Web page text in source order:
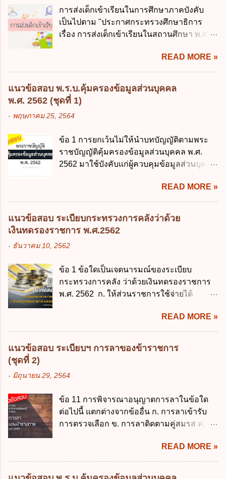
ปานกลางที่คณะรัฐมนตรีเห็นชอบแล้วไปใช้
ประกอบการพิจารณาในเรื่องต่อไปนี้ ยกเว้น
ข้อใด ก. การจัดเก็บหรือหารายได้ ข. การ
ดังต่อไปนี้ ยกเว้น ข้อใด ก. ให้มีการใช้ระบบ
ดิจิทัลอย่างคุ้มค่าและเต็มศักยภาพ ข. พัฒนา
โครงสร้างพื้นฐานด้านดิจิทัลที่จำเป็นให้เป็นไป
เครือข่ายดิจิทัล ง. เพิ่มประสิทธิภาคในการใช้
จ่ายงบประมาณให้เกิดความคุ้มค่าและเป็นไป
ตามเป้าหมาย ข้อ 3 ข้อใดกล่าวได้ถูกต้องที่สุด
เกี่ยวกับ "แผนพัฒนารัฐบาลดิจิทัล" ก. เป็นธร
รับผิดชอบในการบริหารจัดการข้อมูลของ
หน่วยงานของรัฐ ง. กำหนดกรอบและทิศทาง
การบริหารงานภาครัฐและการจัดทำบริการ
สาธารณะในรูปแบบดิจิทัล ข้อ 4 กรรมการ
พัฒนารัฐบาลดิจิทัลโดยตำแหน่ง ม...
การส่งเด็กเข้าเรียนในการศึกษาภาคบังคับ
เป็นไปตาม "ประกาศกระทรวงศึกษาธิการ
เรื่อง การส่งเด็กเข้าเรียนในสถานศึกษา พ.ศ.
เรื่อง หลักเกณฑ์และวิธีการปฏิบัติสำหรับผู้ที่
มิใช่ผู้ปกครองซึ่งมีเด็กที่มีอายุในเกณฑ์การ
ศึกษาภาคบังคับอาศัยอยู่" ออกตามความใน
พระราชบัญญัติการศึกษาภาคบังคับ พ.ศ.
2545 ซึ่งเป็นกฎหมายที่มีโทษทางอาญา โดย
มีสาระสำคัญดังนี้ 1. คำว่า "เด็ก" หมายถึง เด็ก
เว้นแต่เด็กที่สอบได้ชั้นปีที่ 9 ของการศึกษา
ภาคบังคับแล้ว 2. ผู้ปกครอง คือ 2.1 บิดา
มารดา 2.2 บิดาหรือมารดา ซึ่งเป็นผู้ใช้
กฎหมายแพ่งและพาณิชย์ 2.4 บุคคลที่เด็ก
อยู่ด้วยเป็นประจำหรือที่เด็กอยู่รับใช้การงาน
3. ผู้ปกครองดังกล่าว มีหน้าที่ ส่งเด็กเข้าเรียน
ในสถานศึกษาในวันแรกของการเปิดเรียนภาค
การเปิดเรียนภาคต้น ถ้าสถานศึกษายังมิไ...
READ MORE »
แนวข้อสอบ พ.ร.บ.คุ้มครองข้อมูลส่วนบุคคล
พ.ศ. 2562 (ชุดที่ 1)
- พฤษภาคม 25, 2564
ข้อ 1 การยกเว้นไม่ให้นำบทบัญญัติตามพระ
ราชบัญญัติคุ้มครองข้อมูลส่วนบุคคล พ.ศ.
2562 มาใช้บังคับแก่ผู้ควบคุมข้อมูลส่วนบุคคล
ข. พระราชกำหนด ค. พระราชกฤษฎีกา ง. กฎ
กระทรวง ข้อ 2 กฎหมายตามข้อ 1 กำหนด
หน่วยงานและกิจการใดที่ผู้ควบคุมข้อมูลส่วน
รัฐทุกแห่ง ข. กิจการด้านการศึกษา ค. กิจการ
ข้อ 3 โดยหลัก ทั่วไป พระราชบัญญัติคุ้มครอง
ข้อมูลส่วนบุคคล พ.ศ. 2562 ใช้บังคับตั้งแต่วัน
ใด ก. 26 พฤษภาคม 2562 ข. 27 พฤษภาคม
พฤษภาคม 2562 ข้อ 4 "บุคคลหรือนิติบุคคล
ซึ่งมีอำนาจหน้าที่ตัดสินใจเกี่ยวกับการเก็บ
รวบรวม ใช้ หรือเปิดเผยข้อมูลส่วนบุคคล" คือ
มีอำนาจแต่งตั้งพนักงานเจ้าหน้าที่ตามพระ
ราชบัญญัติคุ้มครองข้อมูลส่วนบุคคล พ.ศ.
2562 ก. นายกรัฐมนตรี ข. รัฐมนตรีว่าการ
READ MORE »
แนวข้อสอบ ระเบียบกระทรวงการคลังว่าด้วย
เงินทดรองราชการ พ.ศ.2562
- ธันวาคม 10, 2562
ข้อ 1 ข้อใดเป็นเจตนารมณ์ของระเบียบ
กระทรวงการคลัง ว่าด้วยเงินทดรองราชการ
พ.ศ. 2562 ก. ให้ส่วนราชการใช้จ่ายได้
ส่วนราชการมีเงินทดรองราชการเพื่อรองจ่าย
ตามข้อผูกพันในการกู้เงินจากต่างประเทศ ค.
รองรับการปฏิบัติงานด้านการเงินการคลังตาม
สามารถรอการเบิกเงินจากงบประมาณได้ ข้อ
ราชการ พ.ศ. 2562 ออกโดยอาศัยกฎหมาย
แม่บทใด ก. พระราชบัญญัติวิธีการงบ
ประมาณ พ.ศ. 2561 ข. พระราชบัญญัติวินัย
บัญญัติเงินคงคลัง พ.ศ. 2491 ง. ระเบียบ
กระทรวงการคลัง ว่าด้วยการเบิกเงินจากคลัง
การรับเงิน การจ่ายเงิน การเก็บรักษาเงิน และ
READ MORE »
แนวข้อสอบ ระเบียบฯ การลาของข้าราชการ
(ชุดที่ 2)
- มิถุนายน 29, 2564
ข้อ 11 การพิจารณาอนุญาตการลาในข้อใด
ต่อไปนี้ แตกต่างจากข้ออื่น ก. การลาเข้ารับ
การตรวจเลือก ข. การลาติดตามคู่สมรส ค.
ปฏิบัติการวิจัย หรือดูงาน ข้อ 12 ข้อใด ไม่ ถูก
ต้องเกี่ยวกับการลาไปช่วยเหลือภริยาที่คลอด
บุตร ก. ต้องเป็นภริยาโดยชอบด้วยกฎหมาย ข.
READ MORE »